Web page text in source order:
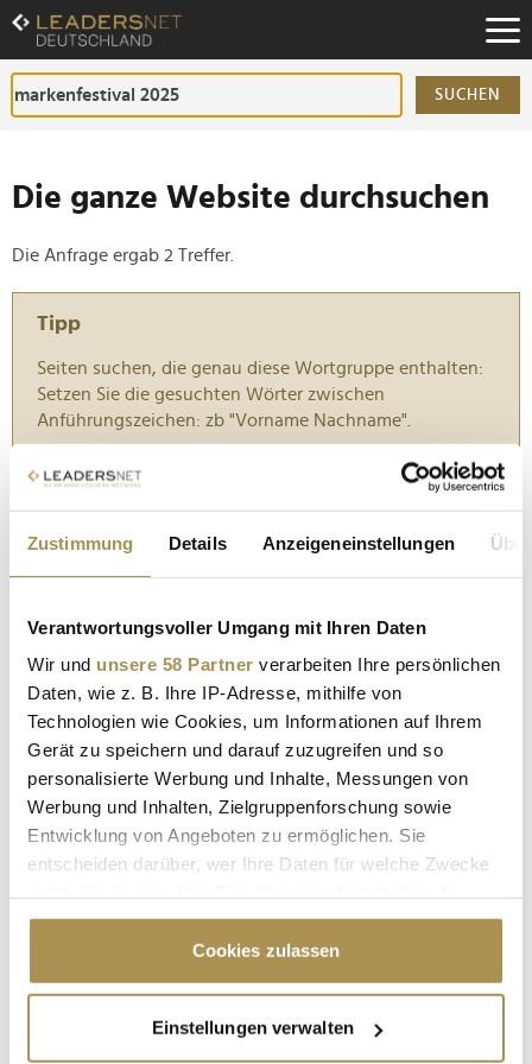
Zustimmung Details Anzeigeneinstellungen
Verantwortungsvoller Umgang mit Ihren Daten
Wir und unsere 58 Partner verarbeiten Ihre persönlichen
Daten, wie z. B. Ihre IP-Adresse, mithilfe von
Technologien wie Cookies, um Informationen auf Ihrem
Gerät zu speichern und darauf zuzugreifen und so
personalisierte Werbung und Inhalte, Messungen von
Werbung und Inhalten, Zielgruppenforschung sowie
Entwicklung von Angeboten zu ermöglichen. Sie
entscheiden darüber, wer Ihre Daten für welche Zwecke
Cookie-Erklärung oder durch Klicken auf das Privacy
Trigger Symbol ändern oder widerrufen
Informationen über Ihre geografische Lage
Cookies zulassen
Einstellungen verwalten
Zum
Inhalt
Zur
Fußzeilen-
Navigation
SUCHEN
Die ganze Website durchsuchen
Die Anfrage ergab 2 Treffer.
Tipp
Seiten suchen, die genau diese Wortgruppe enthalten:
Setzen Sie die gesuchten Wörter zwischen
Anführungszeichen: zb "Vorname Nachname".
Markenfestival statt – zumindest, was den gewohnten
Schauplatz in der Düsseldorfer Merkur Spiel-Arena betrifft.
Unter dem Motto "KI & Marke: Liebe oder Schicksal" haben
über 450 Fachleute aus verschiedensten Branchen diskutiert,
wie...
Markenfestival 2025: Branding, Kommunikation und
Identität im KI-Zeitalter
Mit mehr als 400 Marken- und Medienvertretern und über 100
Speakern durfte das Düsseldorfer Markenfestival im
vergangenen Jahr einen neuen Teilnehmerrekord verzeichnen.
Die nächste Ausgabe findet im späten September unter dem
programmatischen Titel "KI & Marke: Liebe oder Schicksal!?"
erneut in...